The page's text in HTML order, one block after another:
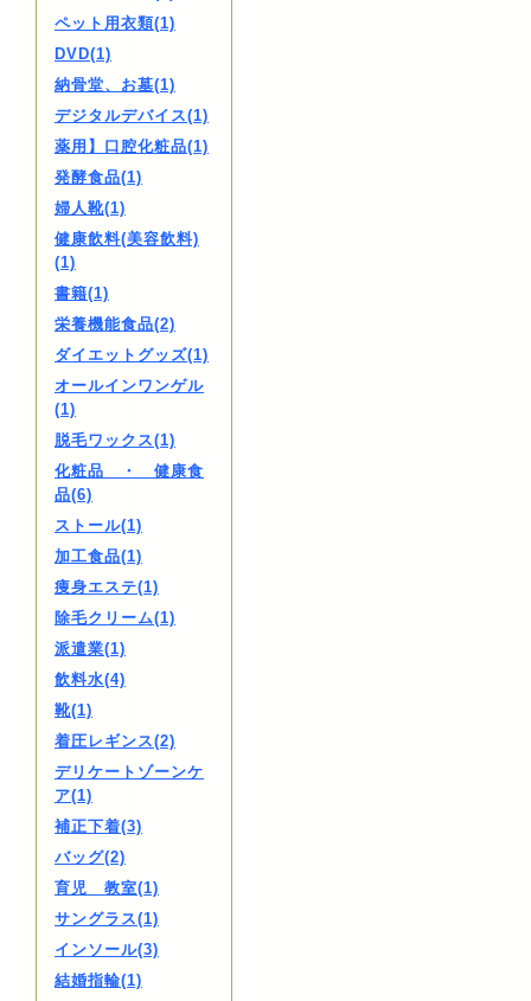
ペット用衣類(1)
DVD(1)
納骨堂、お墓(1)
デジタルデバイス(1)
薬用】口腔化粧品(1)
発酵食品(1)
婦人靴(1)
健康飲料(美容飲料)
(1)
書籍(1)
栄養機能食品(2)
ダイエットグッズ(1)
オールインワンゲル
(1)
脱毛ワックス(1)
化粧品 ・ 健康食
品(6)
ストール(1)
加工食品(1)
痩身エステ(1)
除毛クリーム(1)
派遣業(1)
飲料水(4)
靴(1)
着圧レギンス(2)
デリケートゾーンケ
ア(1)
補正下着(3)
バッグ(2)
育児 教室(1)
サングラス(1)
インソール(3)
結婚指輪(1)